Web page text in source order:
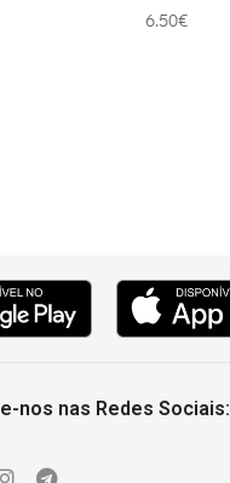
6.50€
nos nas Redes Sociais: